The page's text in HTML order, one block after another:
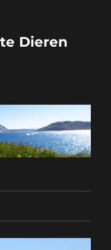
Dieren